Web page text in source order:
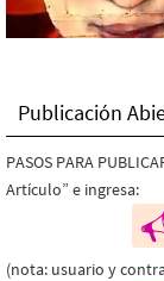
Publicación
PASOS PARA
Artículo” e ingresa:
(nota: usuario y